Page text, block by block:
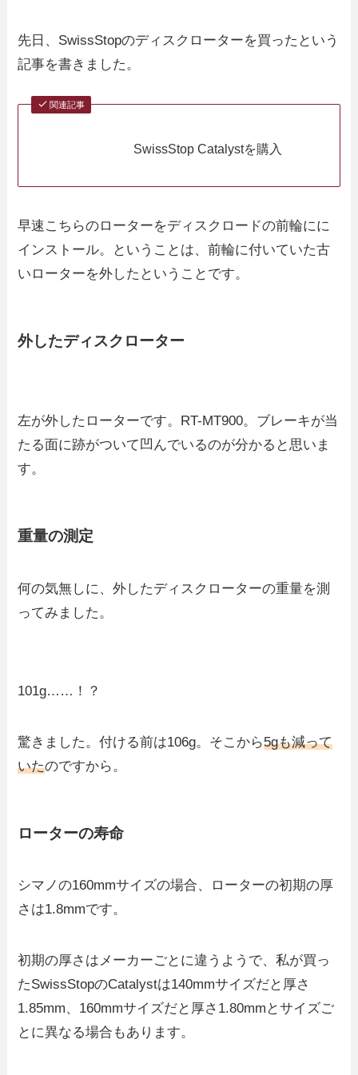
先日、SwissStopのディスクローターを買ったという
記事を書きました。
関連記事
SwissStop Catalystを購入
早速こちらのローターをディスクロードの前輪にに
インストール。ということは、前輪に付いていた古
いローターを外したということです。
外したディスクローター
左が外したローターです。RT-MT900。ブレーキが当
たる面に跡がついて凹んでいるのが分かると思いま
す。
重量の測定
何の気無しに、外したディスクローターの重量を測
ってみました。
101g……！？
驚きました。付ける前は106g。そこから5gも減って
いたのですから。
ローターの寿命
シマノの160mmサイズの場合、ローターの初期の厚
さは1.8mmです。
初期の厚さはメーカーごとに違うようで、私が買っ
たSwissStopのCatalystは140mmサイズだと厚さ
1.85mm、160mmサイズだと厚さ1.80mmとサイズご
とに異なる場合もあります。